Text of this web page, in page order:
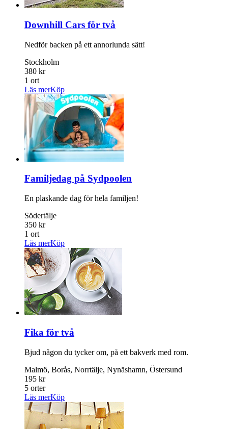
Downhill Cars för två
Nedför backen på ett annorlunda sätt!
Stockholm
380 kr
1 ort
Läs merKöp
Familjedag på Sydpoolen
En plaskande dag för hela familjen!
Södertälje
350 kr
1 ort
Läs merKöp
Fika för två
Bjud någon du tycker om, på ett bakverk med rom.
Malmö, Borås, Norrtälje, Nynäshamn, Östersund
195 kr
5 orter
Läs merKöp